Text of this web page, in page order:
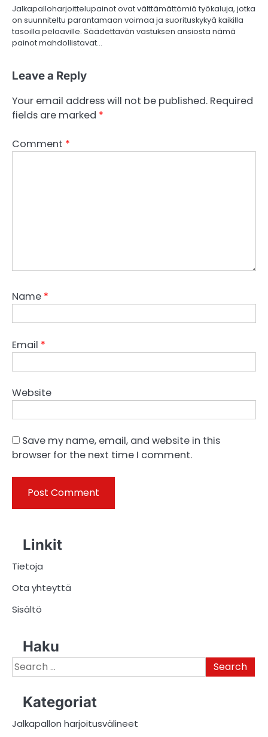
Jalkapalloharjoittelupainot ovat välttämättömiä työkaluja, jotka
on suunniteltu parantamaan voimaa ja suorituskykyä kaikilla
tasoilla pelaaville. Säädettävän vastuksen ansiosta nämä
painot mahdollistavat…
Leave a Reply
Your email address will not be published. Required
fields are marked *
Comment *
Name *
Email *
Website
Save my name, email, and website in this
browser for the next time I comment.
Linkit
Tietoja
Ota yhteyttä
Sisältö
Haku
Search
for:
Kategoriat
Jalkapallon harjoitusvälineet